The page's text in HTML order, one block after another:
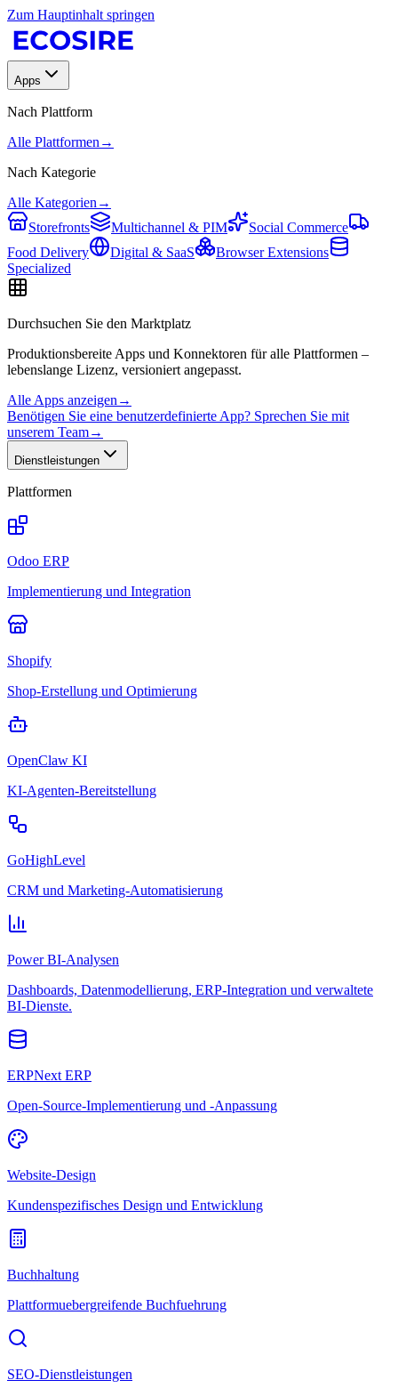
Zum Hauptinhalt springen
Apps
Nach Plattform
Alle Plattformen →
Nach Kategorie
Alle Kategorien →
Storefronts
Multichannel & PIM
Social Commerce
Food Delivery
Digital & SaaS
Browser Extensions
Specialized
Durchsuchen Sie den Marktplatz
Produktionsbereite Apps und Konnektoren für alle Plattformen –
lebenslange Lizenz, versioniert angepasst.
Alle Apps anzeigen →
Benötigen Sie eine benutzerdefinierte App? Sprechen Sie mit
unserem Team→
Dienstleistungen
Plattformen
Odoo ERP
Implementierung und Integration
Shopify
Shop-Erstellung und Optimierung
OpenClaw KI
KI-Agenten-Bereitstellung
GoHighLevel
CRM und Marketing-Automatisierung
Power BI-Analysen
Dashboards, Datenmodellierung, ERP-Integration und verwaltete
BI-Dienste.
ERPNext ERP
Open-Source-Implementierung und -Anpassung
Website-Design
Kundenspezifisches Design und Entwicklung
Buchhaltung
Plattformuebergreifende Buchfuehrung
SEO-Dienstleistungen